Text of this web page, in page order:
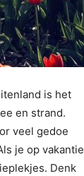
is het
en strand.
veel gedoe
je op vakantie
Denk